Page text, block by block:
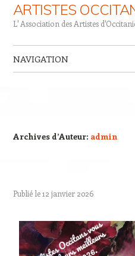
ARTISTES
L' Association des Artistes
NAVIGATION
Archives d’Auteur: admin
Publié le12 janvier 2026